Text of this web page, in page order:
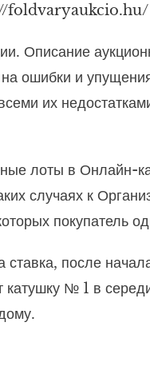
foldvaryaukcio.hu/
Описание
ошибки и
их
лоты в Онлайн-
случаях к
покупатель
после
№ 1 в